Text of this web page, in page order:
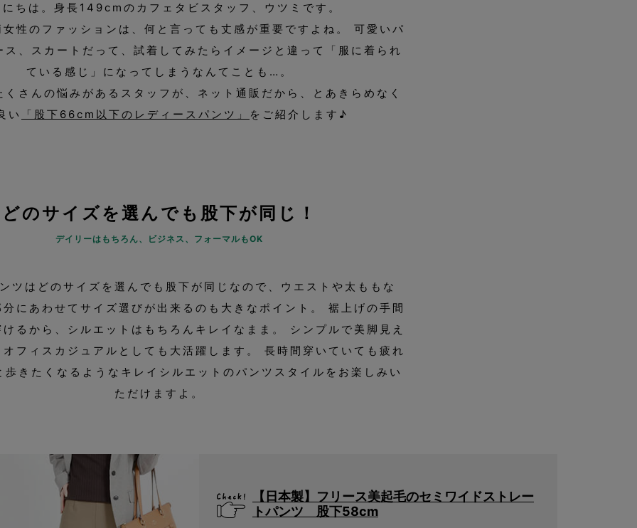
にちは。身長149cmのカフェタビスタッフ、ウツミです。
性のファッションは、何と言っても丈感が重要ですよね。 可愛いパ
ス、スカートだって、試着してみたらイメージと違って「服に着られ
ている感じ」になってしまうなんてことも…。
くさんの悩みがあるスタッフが、ネット通販だから、とあきらめなく
い
「股下66cm以下のレディースパンツ」 をご紹介します♪
どのサイズを選んでも股下が同じ！
デイリーはもちろん、ビジネス、フォーマルもOK
ツはどのサイズを選んでも股下が同じなので、ウエストや太ももな
分にあわせてサイズ選びが出来るのも大きなポイント。 裾上げの手間
るから、シルエットはもちろんキレイなまま。 シンプルで美脚見え
フィスカジュアルとしても大活躍します。 長時間穿いていても疲れ
歩きたくなるようなキレイシルエットのパンツスタイルをお楽しみい
ただけますよ。
【日本製】フリース美起毛のセミワイドストレー
トパンツ 股下58cm